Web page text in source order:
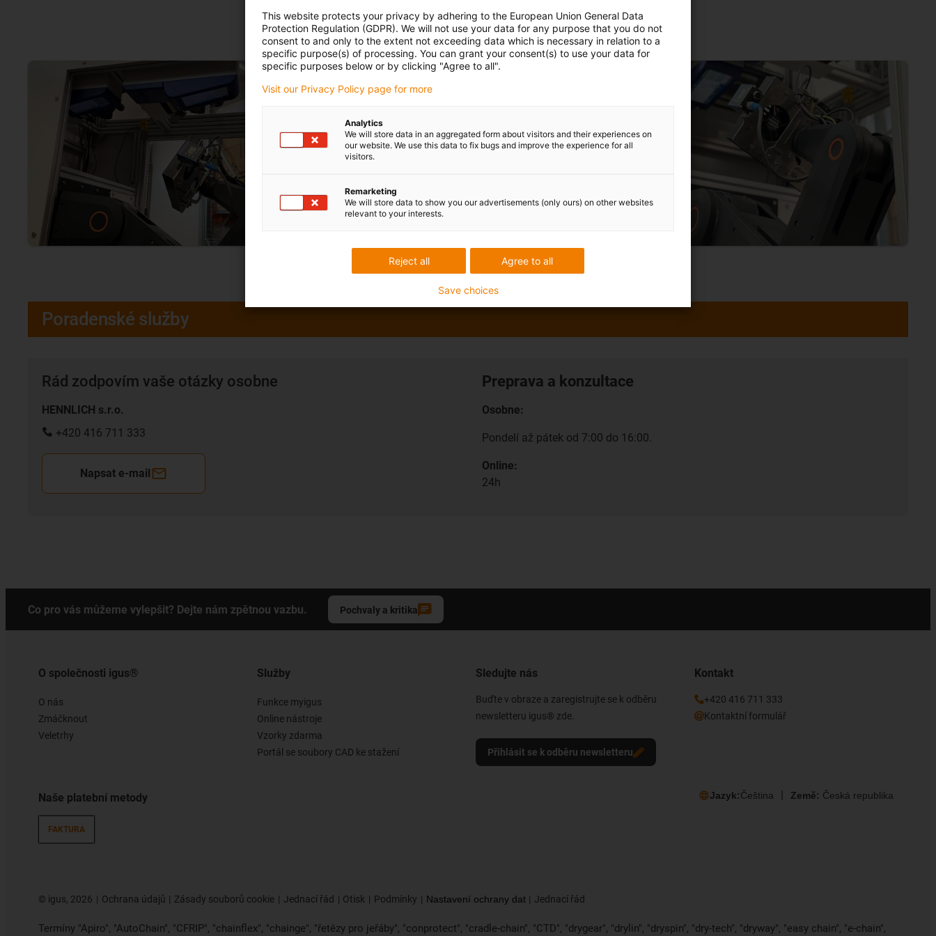
Poradenské služby
Rád zodpovím vaše otázky osobne
HENNLICH s.r.o.
+420 416 711 333
Napsat e-mail
Preprava a konzultace
Osobne:
Pondelí až pátek od 7:00 do 16:00.
Online:
24h
Co pro vás můžeme vylepšit? Dejte nám zpětnou vazbu. Pochvaly a kritika
O společnosti igus®
O nás
Zmáčknout
Veletrhy
Naše platební metody
FAKTURA
Služby
Funkce myigus
Online nástroje
Vzorky zdarma
Portál se soubory CAD ke stažení
Sledujte nás
Buďte v obraze a zaregistrujte se k odběru
newsletteru igus® zde.
Přihlásit se k odběru newsletteru
Kontakt
+420 416 711 333
Kontaktní formulář
Jazyk:Čeština Země: Česká republika
© igus, 2026 Ochrana údajů Zásady souborů cookie Jednací řád Otisk Podmínky Nastavení ochrany dat Jednací řád
Termíny "Apiro", "AutoChain", "CFRIP", "chainflex", "chainge", "řetězy pro jeřáby", "conprotect", "cradle-chain", "CTD", "drygear", "drylin", "dryspin", "dry-tech", "dryway", "easy chain", "e-chain",
This website protects your privacy by adhering to the European Union General Data
Protection Regulation (GDPR). We will not use your data for any purpose that you do not
consent to and only to the extent not exceeding data which is necessary in relation to a
specific purpose(s) of processing. You can grant your consent(s) to use your data for
specific purposes below or by clicking "Agree to all".
Visit our Privacy Policy page for more
Analytics
We will store data in an aggregated form about visitors and their experiences on
our website. We use this data to fix bugs and improve the experience for all
visitors.
Remarketing
We will store data to show you our advertisements (only ours) on other websites
relevant to your interests.
Agree to all
Reject all
Save choices